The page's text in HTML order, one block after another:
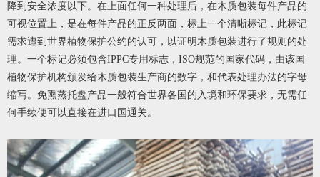
降到安全浓度以下。在上面任何一种处理后，在木质包装每件产品的
可视位置上，是在每件产品的正反两面，标上一个清晰标记，此标记
需求遭到世界植物保护公约的认可，以证明木质包装进行了规则的处
理。一个标记必须包含IPPC专用标志，ISO规范的国家代码，由该国
植物保护机构颁发给木质包装生产商的数字，和代表处理办法的字母
缩写。免熏蒸托盘产品一般符合世界各国的入境和环保要求，无需任
何手续便可以直接在进口国通关。